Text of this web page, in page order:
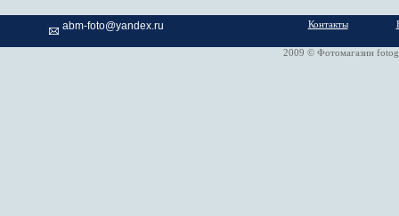
abm-foto@yandex.ru Контакты
2009 © Фотомагазин